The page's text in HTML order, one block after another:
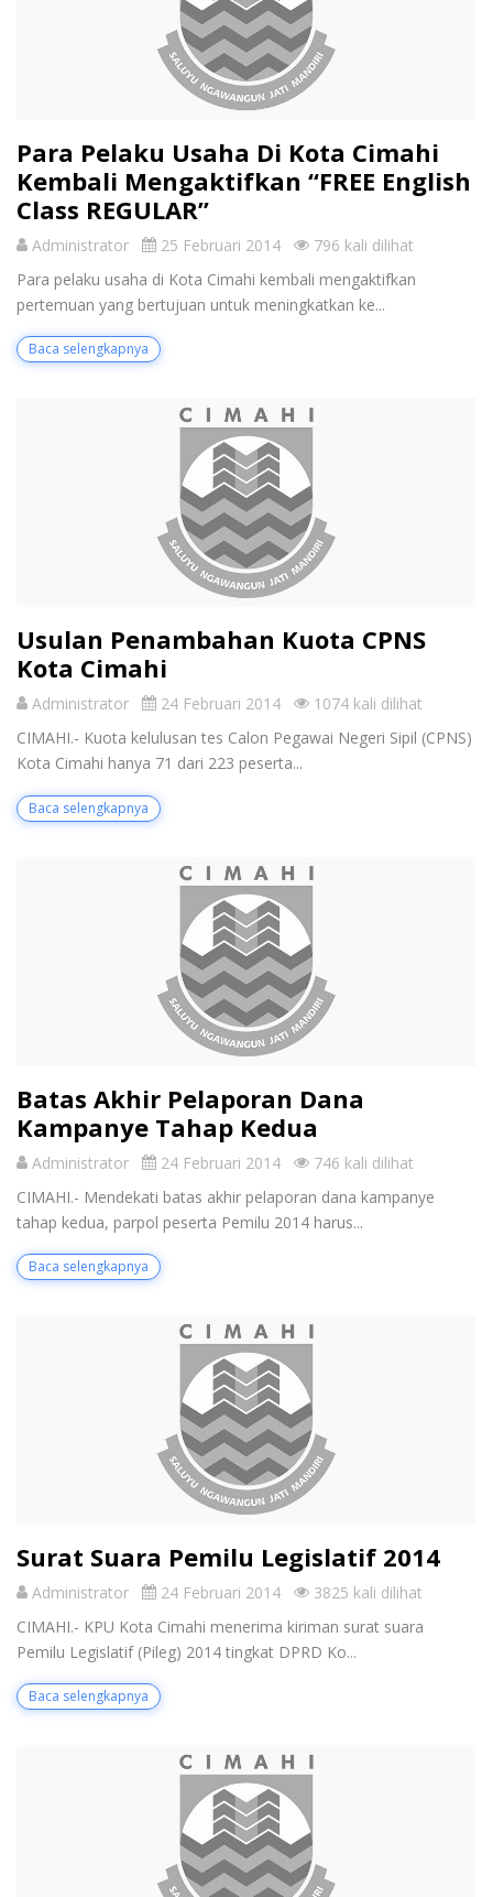
Para Pelaku Usaha Di Kota Cimahi
Kembali Mengaktifkan “FREE English
Class REGULAR”
Administrator 25 Februari 2014
796 kali dilihat
Para pelaku usaha di Kota Cimahi kembali mengaktifkan
pertemuan yang bertujuan untuk meningkatkan ke...
Baca selengkapnya
Usulan Penambahan Kuota CPNS
Kota Cimahi
Administrator 24 Februari 2014
1074 kali dilihat
CIMAHI.- Kuota kelulusan tes Calon Pegawai Negeri Sipil (CPNS)
Kota Cimahi hanya 71 dari 223 peserta...
Baca selengkapnya
Batas Akhir Pelaporan Dana
Kampanye Tahap Kedua
Administrator 24 Februari 2014
746 kali dilihat
CIMAHI.- Mendekati batas akhir pelaporan dana kampanye
tahap kedua, parpol peserta Pemilu 2014 harus...
Baca selengkapnya
Surat Suara Pemilu Legislatif 2014
Administrator 24 Februari 2014
3825 kali dilihat
CIMAHI.- KPU Kota Cimahi menerima kiriman surat suara
Pemilu Legislatif (Pileg) 2014 tingkat DPRD Ko...
Baca selengkapnya